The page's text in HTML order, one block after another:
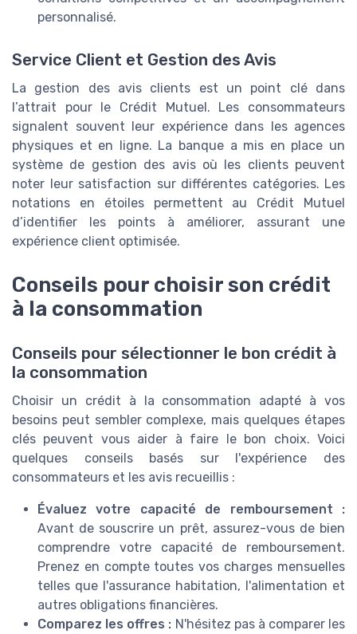
personnalisé.
Service Client et Gestion des Avis
La gestion des avis clients est un point clé dans
l’attrait pour le Crédit Mutuel. Les consommateurs
signalent souvent leur expérience dans les agences
physiques et en ligne. La banque a mis en place un
système de gestion des avis où les clients peuvent
noter leur satisfaction sur différentes catégories. Les
notations en étoiles permettent au Crédit Mutuel
d’identifier les points à améliorer, assurant une
expérience client optimisée.
Conseils pour choisir son crédit
à la consommation
Conseils pour sélectionner le bon crédit à
la consommation
Choisir un crédit à la consommation adapté à vos
besoins peut sembler complexe, mais quelques étapes
clés peuvent vous aider à faire le bon choix. Voici
quelques conseils basés sur l'expérience des
consommateurs et les avis recueillis :
Évaluez votre capacité de remboursement :
Avant de souscrire un prêt, assurez-vous de bien
comprendre votre capacité de remboursement.
Prenez en compte toutes vos charges mensuelles
telles que l'assurance habitation, l'alimentation et
autres obligations financières.
Comparez les offres : N'hésitez pas à comparer les